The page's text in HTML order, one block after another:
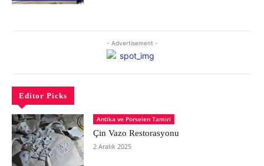
- Advertisement -
Editor Picks
Antika ve Porselen Tamiri
Çin Vazo Restorasyonu
2 Aralık 2025